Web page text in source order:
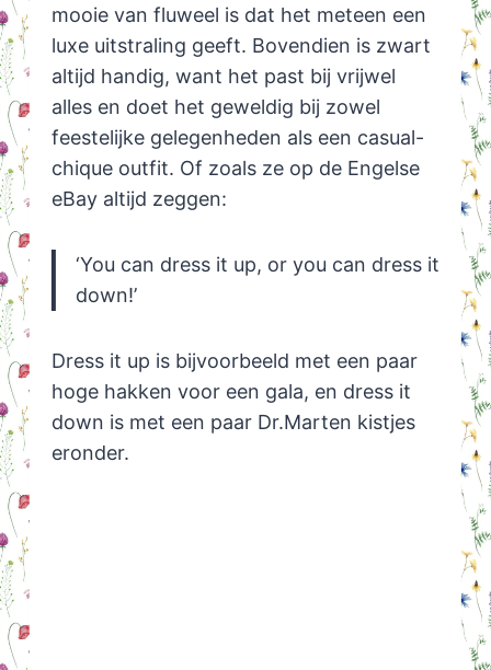
mooie van fluweel is dat het meteen een
luxe uitstraling geeft. Bovendien is zwart
altijd handig, want het past bij vrijwel
alles en doet het geweldig bij zowel
feestelijke gelegenheden als een casual-
chique outfit. Of zoals ze op de Engelse
eBay altijd zeggen:
‘You can dress it up, or you can dress it
down!’
Dress it up is bijvoorbeeld met een paar
hoge hakken voor een gala, en dress it
down is met een paar Dr.Marten kistjes
eronder.